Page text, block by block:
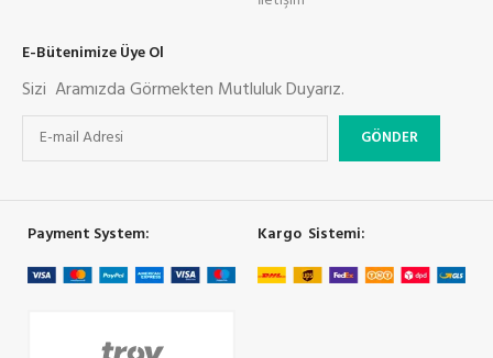
E-Bütenimize Üye Ol
Sizi Aramızda Görmekten Mutluluk Duyarız.
Payment System: Kargo Sistemi: